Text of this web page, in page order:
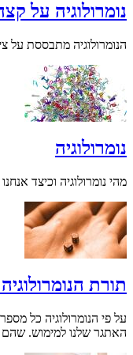
נומרולוגיה על
הנומרולוגיה מתבססת על
נומרולוגיה
מהי נומרולוגיה וכיצד
תורת הנומרולוגיה
על פי הנומרולוגיה כל
האתגר שלנו למימוש.